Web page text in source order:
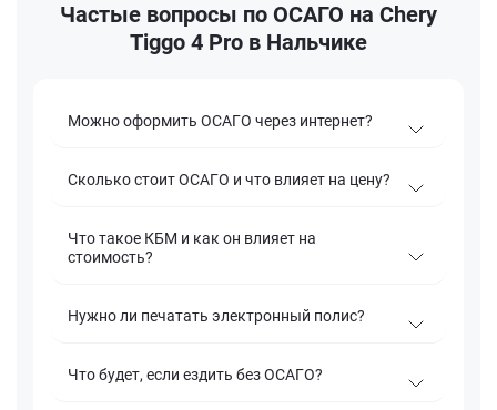
Частые вопросы по ОСАГО на Chery
Tiggo 4 Pro в Нальчике
Можно оформить ОСАГО через интернет?
Сколько стоит ОСАГО и что влияет на цену?
Что такое КБМ и как он влияет на
стоимость?
Нужно ли печатать электронный полис?
Что будет, если ездить без ОСАГО?